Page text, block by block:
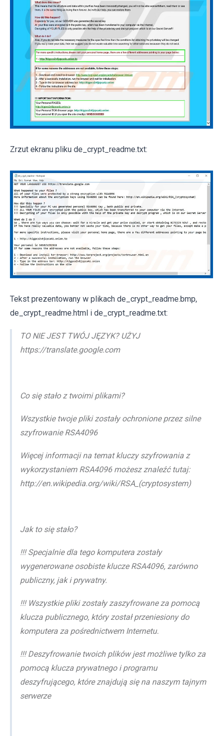
Zrzut ekranu pliku de_crypt_readme.txt:
Tekst prezentowany w plikach de_crypt_readme.bmp,
de_crypt_readme.html i de_crypt_readme.txt:
TO NIE JEST TWÓJ JĘZYK? UŻYJ
https://translate.google.com
Co się stało z twoimi plikami?
Wszystkie twoje pliki zostały ochronione przez silne
szyfrowanie RSA4096
Więcej informacji na temat kluczy szyfrowania z
wykorzystaniem RSA4096 możesz znaleźć tutaj:
http://en.wikipedia.org/wiki/RSA_(cryptosystem)
Jak to się stało?
!!! Specjalnie dla tego komputera zostały
wygenerowane osobiste klucze RSA4096, zarówno
publiczny, jak i prywatny.
!!! Wszystkie pliki zostały zaszyfrowane za pomocą
klucza publicznego, który został przeniesiony do
komputera za pośrednictwem Internetu.
!!! Deszyfrowanie twoich plików jest możliwe tylko za
pomocą klucza prywatnego i programu
deszyfrującego, które znajdują się na naszym tajnym
serwerze